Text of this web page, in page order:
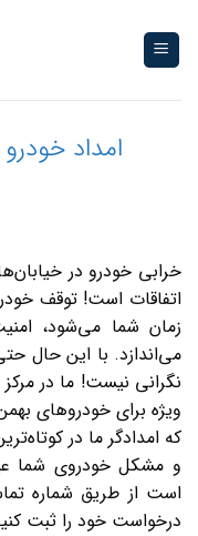
content
امداد
خرابی خودرو در
اتفاقات است! توقف
زمان شما می‌شود،
می‌اندازد. با این حال
نگرانی نیست! ما در مرکز
ویژه برای خودروهای
که امدادگر ما در
و مشکل خودروی شما
است از طریق شماره
درخواست خود را ثبت